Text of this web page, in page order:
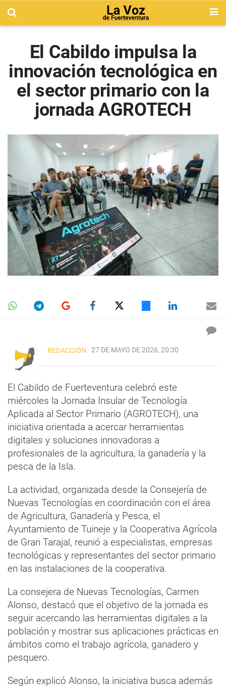
El Cabildo impulsa la
innovación tecnológica en
el sector primario con la
jornada AGROTECH
REDACCIÓN 27 DE MAYO DE 2026, 20:30
El Cabildo de Fuerteventura celebró este
miércoles la Jornada Insular de Tecnología
Aplicada al Sector Primario (AGROTECH), una
iniciativa orientada a acercar herramientas
digitales y soluciones innovadoras a
profesionales de la agricultura, la ganadería y la
pesca de la Isla.
La actividad, organizada desde la Consejería de
Nuevas Tecnologías en coordinación con el área
de Agricultura, Ganadería y Pesca, el
Ayuntamiento de Tuineje y la Cooperativa Agrícola
de Gran Tarajal, reunió a especialistas, empresas
tecnológicas y representantes del sector primario
en las instalaciones de la cooperativa.
La consejera de Nuevas Tecnologías, Carmen
Alonso, destacó que el objetivo de la jornada es
seguir acercando las herramientas digitales a la
población y mostrar sus aplicaciones prácticas en
ámbitos como el trabajo agrícola, ganadero y
pesquero.
Según explicó Alonso, la iniciativa busca además